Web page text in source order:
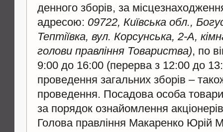
денного зборів, за
адресою: 09722, Київська обл.,
Тептіївка, вул. Корсунська, 2-А,
голови правління Товариства), по
9:00 до 16:00 (перерва з 12:00 до
проведення загальних зборів –
проведення. Посадова особа
за порядок ознайомлення
Голова правління Макаренко